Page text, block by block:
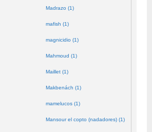
Madrazo (1)
mafish (1)
magnicidio (1)
Mahmoud (1)
Maillet (1)
Makbenách (1)
mamelucos (1)
Mansour el copto (nadadores) (1)